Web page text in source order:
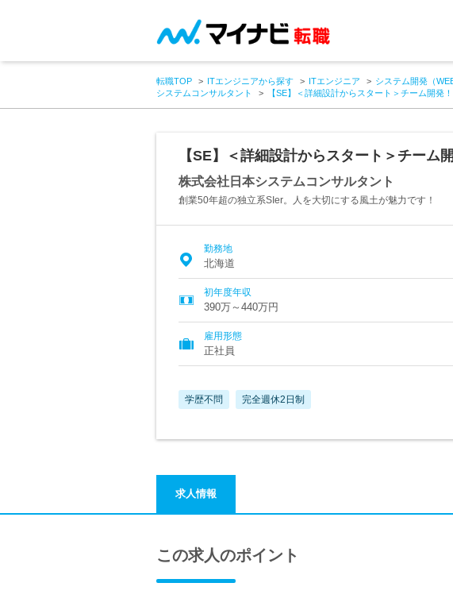
転職TOP ITエンジニアから探す ITエンジニア システム開発（
システムコンサルタント
【SE】＜詳細設計からスタート＞チーム開発
【SE】＜詳細設計からスタート＞チーム
株式会社日本システムコンサルタント
創業50年超の独立系SIer。人を大切にする風土が魅力です！
勤務地
北海道
初年度年収
390万～440万円
雇用形態
正社員
学歴不問 完全週休2日制
求人情報
この求人のポイント